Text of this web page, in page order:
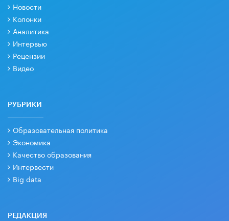
Новости
Колонки
Аналитика
Интервью
Рецензии
Видео
РУБРИКИ
Образовательная политика
Экономика
Качество образования
Интервести
Big data
РЕДАКЦИЯ